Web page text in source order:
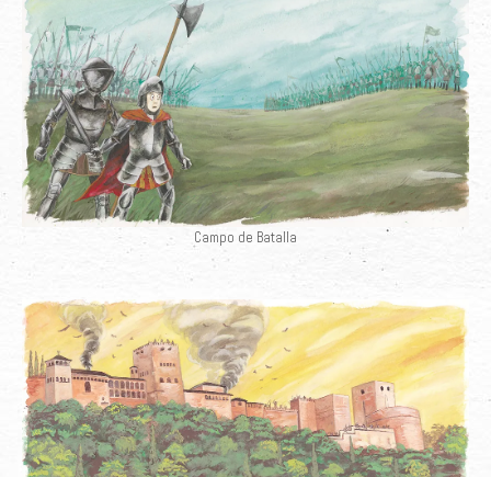
Campo de Batalla